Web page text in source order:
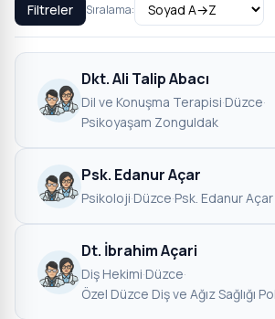
Filtreler Sıralama:
Dkt. Ali Talip Abacı
Dil ve Konuşma Terapisi·Düzce·
Psikoyaşam Zonguldak
Psk. Edanur Açar
Psikoloji·Düzce·Psk. Edanur Açar
Dt. İbrahim Açari
Diş Hekimi·Düzce·
Özel Düzce Diş ve Ağız Sağlığı